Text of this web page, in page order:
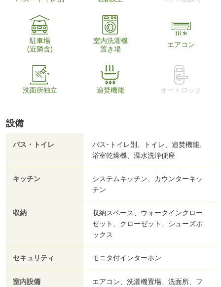
駐車場
(近隣含)
室内洗濯機
置き場
エアコン
洗面所独立 追焚機能 オートロック
設備
バス・トイレ
バス･トイレ別、トイレ、追焚機能、
浴室乾燥機、温水洗浄便座
キッチン
システムキッチン、カウンターキッ
チン
収納
収納スペース、ウォークインクロー
ゼット、クローゼット、シューズボ
ックス
セキュリティ モニタ付インターホン
室内設備
エアコン、洗濯機置場、洗面所、フ